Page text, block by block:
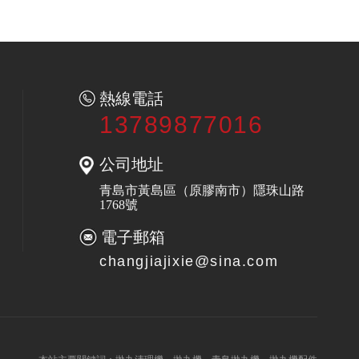
熱線電話
13789877016
公司地址
青島市黃島區（原膠南市）隱珠山路
1768號
電子郵箱
changjiajixie@sina.com